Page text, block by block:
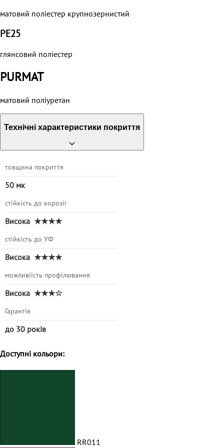
матовий поліестер крупнозернистий
PE25
глянсовий поліестер
PURMAT
матовий поліуретан
Технічні характеристики покриття
товщина покриття
50 мк
стійкість до корозії
Висока ★★★★
стійкість до УФ
Висока ★★★★
можливіість профілювання
Висока ★★★☆
Гарантія
до 30 років
Доступні кольори:
RR011